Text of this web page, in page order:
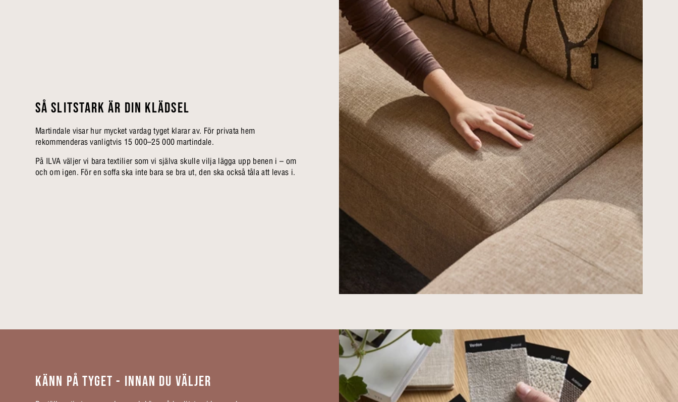
SÅ SLITSTARK ÄR DIN KLÄDSEL
Martindale visar hur mycket vardag tyget klarar av. För privata hem
rekommenderas vanligtvis 15 000–25 000 martindale.
På ILVA väljer vi bara textilier som vi själva skulle vilja lägga upp benen i – om
och om igen. För en soffa ska inte bara se bra ut, den ska också tåla att levas i.
KÄNN PÅ TYGET - INNAN DU VÄLJER